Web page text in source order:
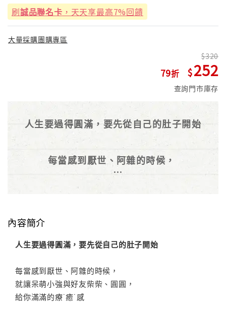
刷誠品聯名卡 ，天天享最高7%回饋
大量採購團購專區
79
320
252
查詢門市庫存
人生要過得圓滿，要先從自己的肚子開始
每當感到厭世、阿雜的時候，
就讓呆萌小強與好友柴柴、圓圓，
內容簡介
人生要過得圓滿，要先從自己的肚子開始
每當感到厭世、阿雜的時候，
就讓呆萌小強與好友柴柴、圓圓，
給你滿滿的療˙癒˙感